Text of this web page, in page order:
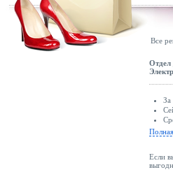
Все
Отдел
За
Если